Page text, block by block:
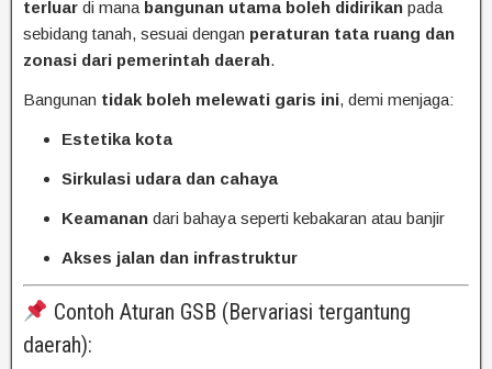
terluar di mana bangunan utama boleh didirikan pada
sebidang tanah, sesuai dengan peraturan tata ruang dan
zonasi dari pemerintah daerah.
Bangunan tidak boleh melewati garis ini, demi menjaga:
Estetika kota
Sirkulasi udara dan cahaya
Keamanan dari bahaya seperti kebakaran atau banjir
Akses jalan dan infrastruktur
Contoh Aturan GSB (Bervariasi tergantung
daerah):